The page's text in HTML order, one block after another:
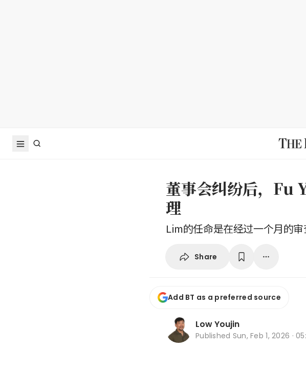
董事会纠纷后，
理
Lim的任命是在经过一个月的
Share
Add BT as a preferred source
Low Youjin
Published Sun, Feb 1, 2026 ·